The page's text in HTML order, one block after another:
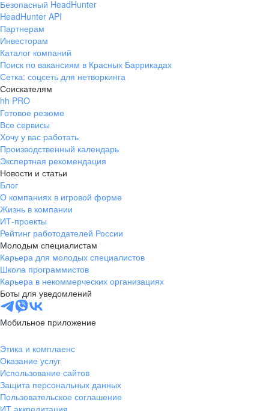
Безопасный HeadHunter
HeadHunter API
Партнерам
Инвесторам
Каталог компаний
Поиск по вакансиям в Красных Баррикадах
Сетка: соцсеть для нетворкинга
Соискателям
hh PRO
Готовое резюме
Все сервисы
Хочу у вас работать
Производственный календарь
Экспертная рекомендация
Новости и статьи
Блог
О компаниях в игровой форме
Жизнь в компании
ИТ-проекты
Рейтинг работодателей России
Молодым специалистам
Карьера для молодых специалистов
Школа программистов
Карьера в некоммерческих организациях
Боты для уведомлений
Мобильное приложение
Этика и комплаенс
Оказание услуг
Использование сайтов
Защита персональных данных
Пользовательское соглашение